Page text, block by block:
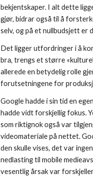
bekjentskaper. I alt dette
gjør, bidrar også til å
selv, og på et nullbudsjett er
Det ligger utfordringer i å
bra, trengs et større
allerede en betydelig rolle
forutsetningene for
Google hadde i sin tid en
hadde vidt forskjellig fokus.
som riktignok også var
videomateriale på nettet.
den skulle vises, det var
nedlasting til mobile
vesentlig årsak var